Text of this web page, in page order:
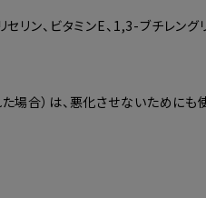
セリン、ビタミンE、1,3-ブチレン
合）は、悪化させないためにも